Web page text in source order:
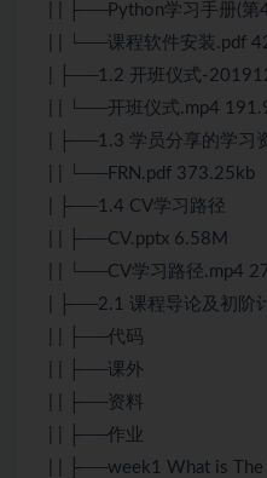
| | ├── Python学习手册(第
| | └──课程软件安装.pdf
| ├──1.2 开班仪式-
| | └──开班仪式.mp4
| ├──1.3 学员分享的学习
| | └──FRN.pdf 373.25kb
| ├──1.4 CV学习路径
| | ├──CV.pptx 6.58M
| | └──CV学习路径.mp4
| ├──2.1 课程导论及初阶
| | ├──代码
| | ├──课外
| | ├──资料
| | ├──作业
| | ├──week1 What is